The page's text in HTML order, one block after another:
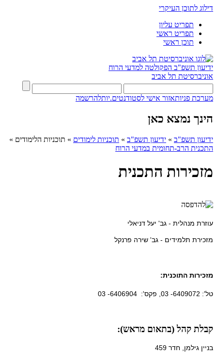
דילוג לתוכן העיקרי
תפריט עליון
תפריט ראשי
תוכן ראשי
ידיעון תשפ"ב הפקולטה למדעי הרוח
אוניברסיטת תל אביב
מערכת פניותאזור אישי לסטודנטים.יותלהרשמה
הינך נמצא כאן
ידיעון תשפ"ב » ידיעון תשפ"ב » תוכניות לימודים » תוכניות הלימודים »
התכנית הרב-תחומית במדעי הרוח
מזכירות התכנית
עוזרת מנהלית - גב' יעל דניאלי
מזכירת תלמידים - גב' שירה פרנקל
מזכירות התוכנית:
טל': 6409072- 03, פקס': 6406904- 03
קבלת קהל (בתאום מראש):
בניין גילמן, חדר 459